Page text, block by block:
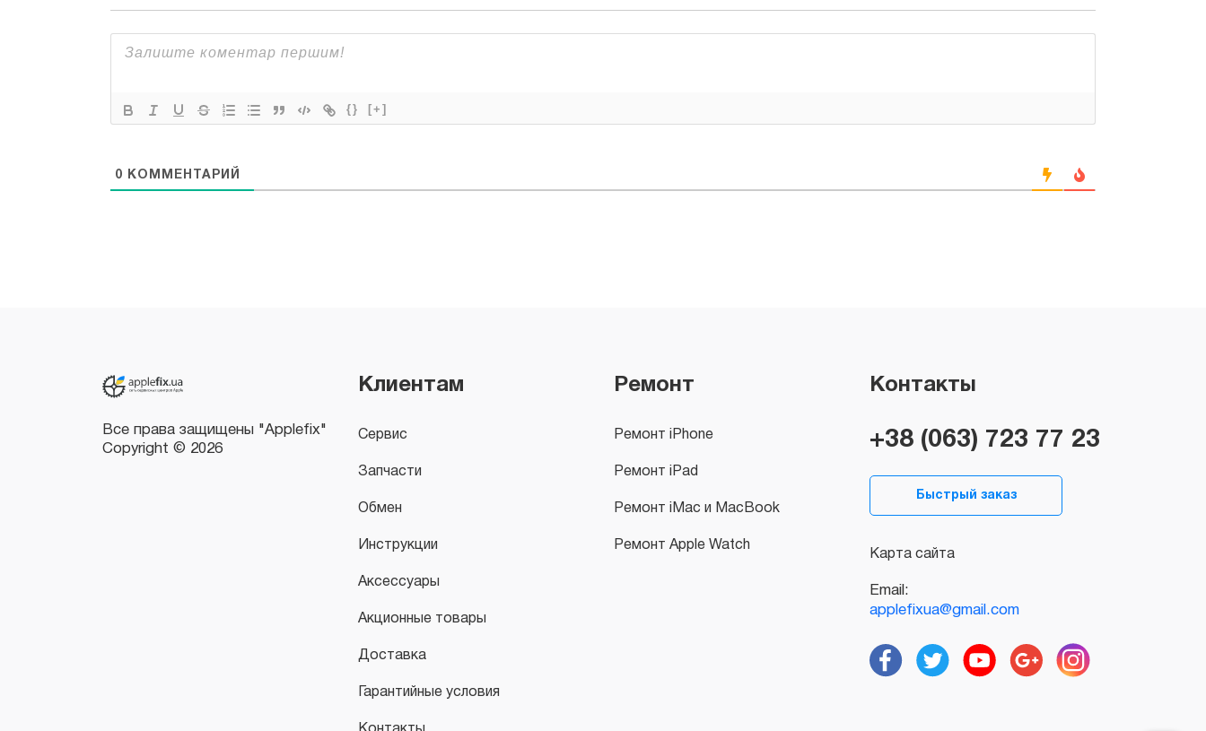
{} [+]
0 КОММЕНТАРИЙ
Клиентам
Сервис
Запчасти
Обмен
Инструкции
Аксессуары
Акционные товары
Доставка
Гарантийные условия
Ремонт
Ремонт iPhone
Ремонт iPad
Ремонт iMac и MacBook
Ремонт Apple Watch
Контакты
+38 (063) 723 77 23
Быстрый заказ
Карта сайта
Email:
applefixua@gmail.com